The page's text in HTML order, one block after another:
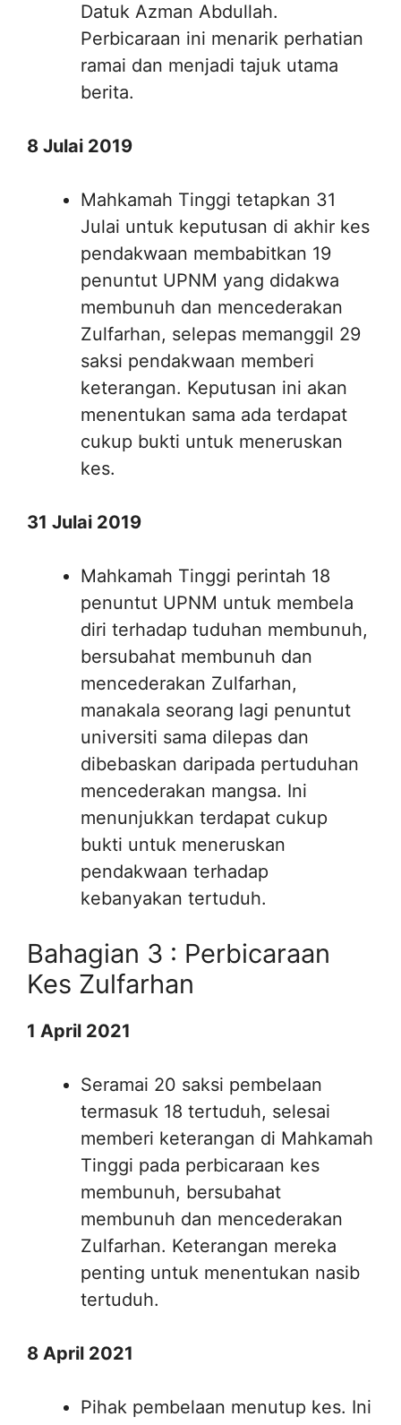
Datuk Azman Abdullah.
Perbicaraan ini menarik perhatian
ramai dan menjadi tajuk utama
berita.
8 Julai 2019
Mahkamah Tinggi tetapkan 31
Julai untuk keputusan di akhir kes
pendakwaan membabitkan 19
penuntut UPNM yang didakwa
membunuh dan mencederakan
Zulfarhan, selepas memanggil 29
saksi pendakwaan memberi
keterangan. Keputusan ini akan
menentukan sama ada terdapat
cukup bukti untuk meneruskan
kes.
31 Julai 2019
Mahkamah Tinggi perintah 18
penuntut UPNM untuk membela
diri terhadap tuduhan membunuh,
bersubahat membunuh dan
mencederakan Zulfarhan,
manakala seorang lagi penuntut
universiti sama dilepas dan
dibebaskan daripada pertuduhan
mencederakan mangsa. Ini
menunjukkan terdapat cukup
bukti untuk meneruskan
pendakwaan terhadap
kebanyakan tertuduh.
Bahagian 3 : Perbicaraan
Kes Zulfarhan
1 April 2021
Seramai 20 saksi pembelaan
termasuk 18 tertuduh, selesai
memberi keterangan di Mahkamah
Tinggi pada perbicaraan kes
membunuh, bersubahat
membunuh dan mencederakan
Zulfarhan. Keterangan mereka
penting untuk menentukan nasib
tertuduh.
8 April 2021
Pihak pembelaan menutup kes. Ini